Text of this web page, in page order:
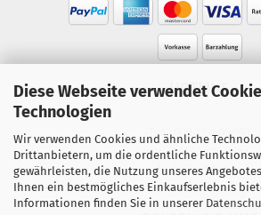
Diese Webseite verwendet
Technologien
Wir verwenden Cookies und ähnliche
Drittanbietern, um die ordentliche
gewährleisten, die Nutzung unseres
Ihnen ein bestmögliches Einkaufserlebnis
Informationen finden Sie in unserer
HOTLINE
Tel.: 02303-490093
Mo.-Fr. 10:00 - 18:00 Uhr
Sa. 10:00 - 15:00 Uhr